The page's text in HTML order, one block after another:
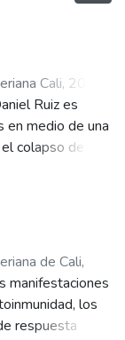
Cali, 2023
;Pérez
Álvarez, Juan
David;
Rocío
Ruiz es
en medio de una
colapso de la
sólo 14 días
vacuna, al
su enfermedad
o salvar?,
puedes salvar a
de Cali,
Milena
manifestaciones
los
respuesta